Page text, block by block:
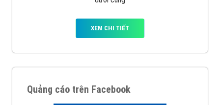
XEM CHI TIẾT
Quảng cáo trên Facebook